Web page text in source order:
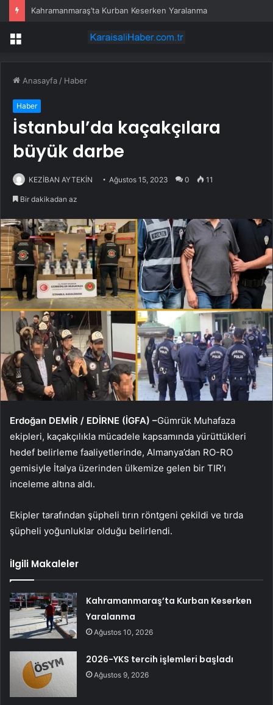
Kahramanmaraş’ta Kurban Keserken Yaralanma
Menü
Anasayfa / Haber
Haber
İstanbul’da kaçakçılara
büyük darbe
KEZİBAN AYTEKİN Ağustos 15, 2023 0 11
Bir dakikadan az
Erdoğan DEMİR / EDİRNE (İGFA) –Gümrük Muhafaza
ekipleri, kaçakçılıkla mücadele kapsamında yürüttükleri
hedef belirleme faaliyetlerinde, Almanya’dan RO-RO
gemisiyle İtalya üzerinden ülkemize gelen bir TIR’ı
inceleme altına aldı.
Ekipler tarafından şüpheli tırın röntgeni çekildi ve tırda
şüpheli yoğunluklar olduğu belirlendi.
İlgili Makaleler
Kahramanmaraş’ta Kurban Keserken
Yaralanma
Ağustos 10, 2026
2026-YKS tercih işlemleri başladı
Ağustos 9, 2026